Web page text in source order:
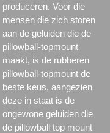
produceren. Voor die
mensen die zich storen
aan de geluiden die de
pillowball-topmount
maakt, is de rubberen
pillowball-topmount de
beste keus, aangezien
deze in staat is de
ongewone geluiden die
de pillowball top mount